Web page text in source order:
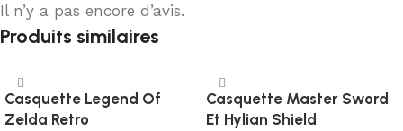
Il n’y a pas encore d’avis.
Produits similaires
Casquette Legend Of
Zelda Retro
Casquette Master Sword
Et Hylian Shield